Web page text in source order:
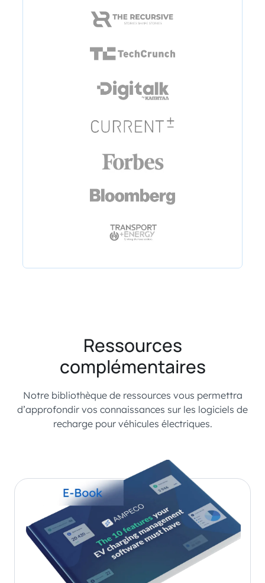
Ressources
complémentaires
Notre bibliothèque de ressources vous permettra
d’approfondir vos connaissances sur les logiciels de
recharge pour véhicules électriques.